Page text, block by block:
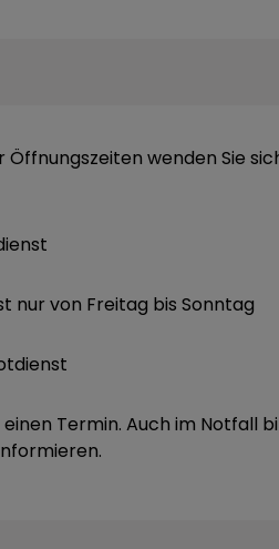
wenden Sie
nur von Freitag bis Sonntag
Termin. Auch im Notfall